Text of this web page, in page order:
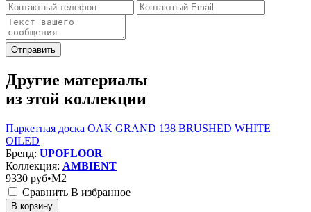
Отправить
Другие материалы
из этой коллекции
Паркетная доска OAK GRAND 138 BRUSHED WHITE
OILED
Бренд: UPOFLOOR
Коллекция: AMBIENT
9330 руб•M2
Сравнить В избранное
В корзину